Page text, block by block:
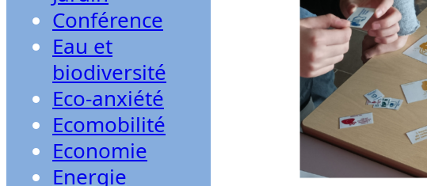
Conférence
Eau et
biodiversité
Eco-anxiété
Ecomobilité
Economie
Energie